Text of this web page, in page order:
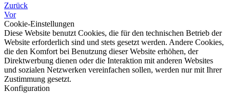
Zurück
Vor
Cookie-Einstellungen
Diese Website benutzt Cookies, die für den technischen Betrieb der
Website erforderlich sind und stets gesetzt werden. Andere Cookies,
die den Komfort bei Benutzung dieser Website erhöhen, der
Direktwerbung dienen oder die Interaktion mit anderen Websites
und sozialen Netzwerken vereinfachen sollen, werden nur mit Ihrer
Zustimmung gesetzt.
Konfiguration